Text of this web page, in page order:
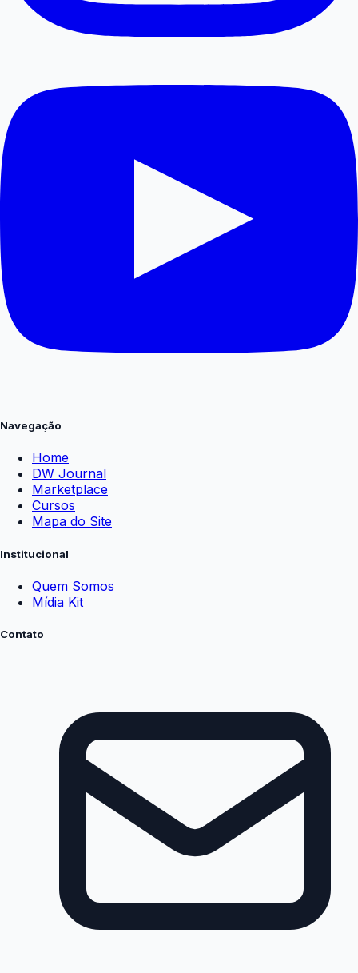
Navegação
Home
DW Journal
Marketplace
Cursos
Mapa do Site
Institucional
Quem Somos
Mídia Kit
Contato